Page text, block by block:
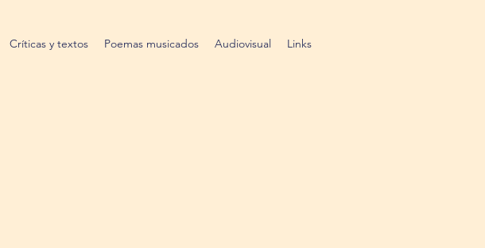
Críticas y textos Poemas musicados Audiovisual Links